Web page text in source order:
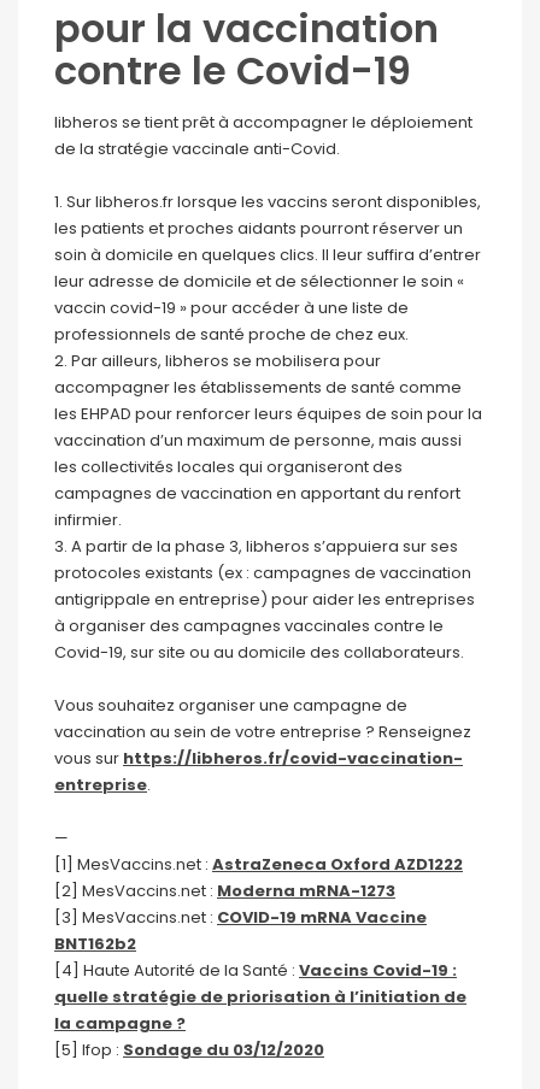
pour la vaccination
contre le Covid-19
libheros se tient prêt à accompagner le déploiement
de la stratégie vaccinale anti-Covid.
1. Sur libheros.fr lorsque les vaccins seront disponibles,
les patients et proches aidants pourront réserver un
soin à domicile en quelques clics. Il leur suffira d’entrer
leur adresse de domicile et de sélectionner le soin «
vaccin covid-19 » pour accéder à une liste de
professionnels de santé proche de chez eux.
2. Par ailleurs, libheros se mobilisera pour
accompagner les établissements de santé comme
les EHPAD pour renforcer leurs équipes de soin pour la
vaccination d’un maximum de personne, mais aussi
les collectivités locales qui organiseront des
campagnes de vaccination en apportant du renfort
infirmier.
3. A partir de la phase 3, libheros s’appuiera sur ses
protocoles existants (ex : campagnes de vaccination
antigrippale en entreprise) pour aider les entreprises
à organiser des campagnes vaccinales contre le
Covid-19, sur site ou au domicile des collaborateurs.
Vous souhaitez organiser une campagne de
vaccination au sein de votre entreprise ? Renseignez
vous sur https://libheros.fr/covid-vaccination-
entreprise.
—
[1] MesVaccins.net : AstraZeneca Oxford AZD1222
[2] MesVaccins.net : Moderna mRNA-1273
[3] MesVaccins.net : COVID-19 mRNA Vaccine
BNT162b2
[4] Haute Autorité de la Santé : Vaccins Covid-19 :
quelle stratégie de priorisation à l’initiation de
la campagne ?
[5] Ifop : Sondage du 03/12/2020